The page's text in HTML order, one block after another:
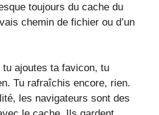
toujours du cache du
chemin de fichier ou d’un
tu ajoutes ta favicon, tu
Tu rafraîchis encore, rien.
les navigateurs sont des